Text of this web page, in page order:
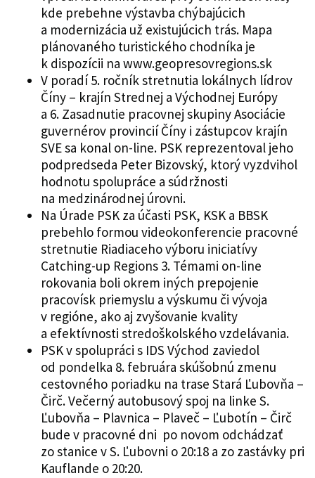
kde prebehne výstavba chýbajúcich
a modernizácia už existujúcich trás. Mapa
plánovaného turistického chodníka je
k dispozícii na www.geopresovregions.sk
V poradí 5. ročník stretnutia lokálnych lídrov
Číny – krajín Strednej a Východnej Európy
a 6. Zasadnutie pracovnej skupiny Asociácie
guvernérov provincií Číny i zástupcov krajín
SVE sa konal on-line. PSK reprezentoval jeho
podpredseda Peter Bizovský, ktorý vyzdvihol
hodnotu spolupráce a súdržnosti
na medzinárodnej úrovni.
Na Úrade PSK za účasti PSK, KSK a BBSK
prebehlo formou videokonferencie pracovné
stretnutie Riadiaceho výboru iniciatívy
Catching-up Regions 3. Témami on-line
rokovania boli okrem iných prepojenie
pracovísk priemyslu a výskumu či vývoja
v regióne, ako aj zvyšovanie kvality
a efektívnosti stredoškolského vzdelávania.
PSK v spolupráci s IDS Východ zaviedol
od pondelka 8. februára skúšobnú zmenu
cestovného poriadku na trase Stará Ľubovňa –
Čirč. Večerný autobusový spoj na linke S.
Ľubovňa – Plavnica – Plaveč – Ľubotín – Čirč
bude v pracovné dni po novom odchádzať
zo stanice v S. Ľubovni o 20:18 a zo zastávky pri
Kauflande o 20:20.